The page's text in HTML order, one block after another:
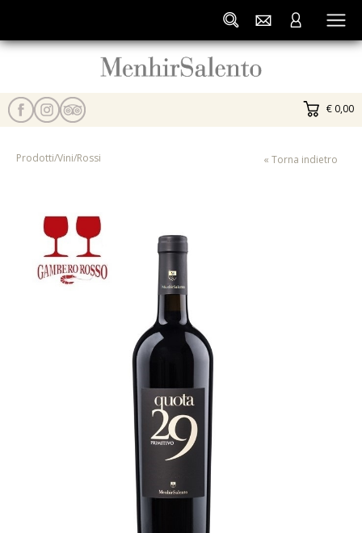
€ 0,00
Prodotti/Vini/Rossi « Torna indietro